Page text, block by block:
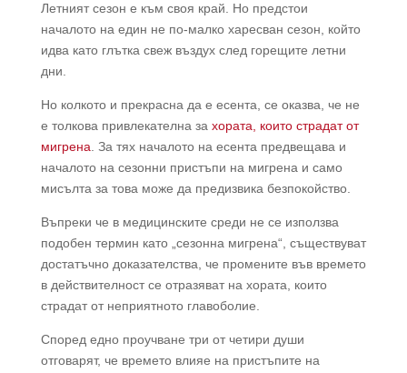
Летният сезон е към своя край. Но предстои
началото на един не по-малко харесван сезон, който
идва като глътка свеж въздух след горещите летни
дни.
Но колкото и прекрасна да е есента, се оказва, че не
е толкова привлекателна за хората, които страдат от
мигрена. За тях началото на есента предвещава и
началото на сезонни пристъпи на мигрена и само
мисълта за това може да предизвика безпокойство.
Въпреки че в медицинските среди не се използва
подобен термин като „сезонна мигрена“, съществуват
достатъчно доказателства, че промените във времето
в действителност се отразяват на хората, които
страдат от неприятното главоболие.
Според едно проучване три от четири души
отговарят, че времето влияе на пристъпите на